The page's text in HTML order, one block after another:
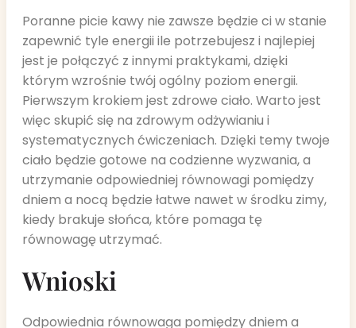
Poranne picie kawy nie zawsze będzie ci w stanie
zapewnić tyle energii ile potrzebujesz i najlepiej
jest je połączyć z innymi praktykami, dzięki
którym wzrośnie twój ogólny poziom energii.
Pierwszym krokiem jest zdrowe ciało. Warto jest
więc skupić się na zdrowym odżywianiu i
systematycznych ćwiczeniach. Dzięki temy twoje
ciało będzie gotowe na codzienne wyzwania, a
utrzymanie odpowiedniej równowagi pomiędzy
dniem a nocą będzie łatwe nawet w środku zimy,
kiedy brakuje słońca, które pomaga tę
równowagę utrzymać.
Wnioski
Odpowiednia równowaga pomiędzy dniem a